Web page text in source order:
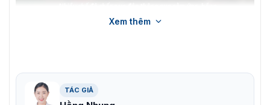
Xem thêm
TÁC GIẢ